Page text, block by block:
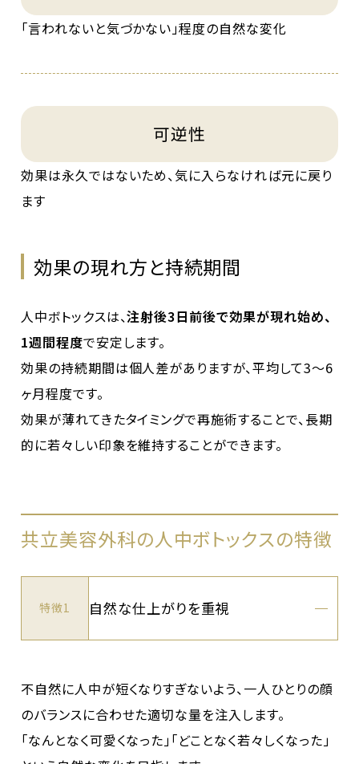
「言われないと気づかない」程度の自然な変化
可逆性
効果は永久ではないため、気に入らなければ元に戻り
ます
効果の現れ方と持続期間
人中ボトックスは、注射後3日前後で効果が現れ始め、
1週間程度で安定します。
効果の持続期間は個人差がありますが、平均して3〜6
ヶ月程度です。
効果が薄れてきたタイミングで再施術することで、長期
的に若々しい印象を維持することができます。
共立美容外科の人中ボトックスの特徴
特徴1 自然な仕上がりを重視
不自然に人中が短くなりすぎないよう、一人ひとりの顔
のバランスに合わせた適切な量を注入します。
「なんとなく可愛くなった」「どことなく若々しくなった」